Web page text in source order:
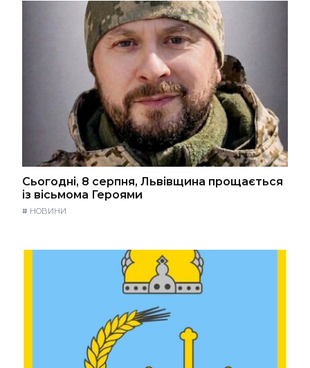
Сьогодні, 8 серпня, Львівщина прощається
із вісьмома Героями
# НОВИНИ